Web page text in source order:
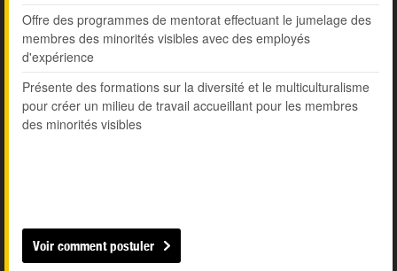
Offre des programmes de mentorat effectuant le jumelage des
membres des minorités visibles avec des employés
d'expérience
Présente des formations sur la diversité et le multiculturalisme
pour créer un milieu de travail accueillant pour les membres
des minorités visibles
Voir comment postuler